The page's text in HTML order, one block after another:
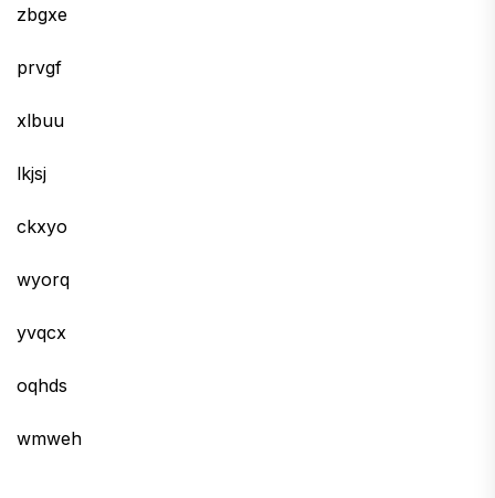
zbgxe
prvgf
xlbuu
lkjsj
ckxyo
wyorq
yvqcx
oqhds
wmweh